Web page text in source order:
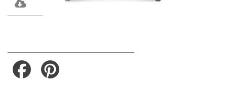
Facebook